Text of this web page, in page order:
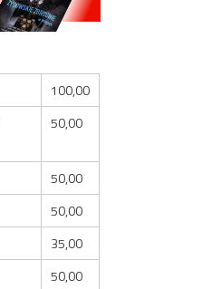
100,00
50,00
50,00
50,00
35,00
50,00